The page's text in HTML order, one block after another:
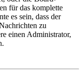
für das komplette
es sein, dass der
zu
einen Administrator,